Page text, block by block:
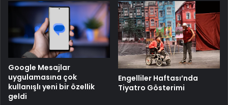
Google Mesajlar
uygulamasına çok
kullanışlı yeni bir özellik
geldi
Engelliler Haftası’nda
Tiyatro Gösterimi